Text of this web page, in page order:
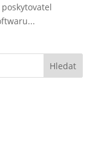
Hledat